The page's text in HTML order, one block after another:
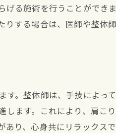
る施術を行うことができ
する場合は、医師や整体
。整体師は、手技によっ
ます。これにより、肩こ
り、心身共にリラックス